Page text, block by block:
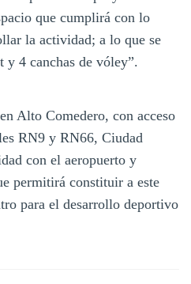
que cumplirá con lo
la actividad; a lo que se
y 4 canchas de vóley”.
Alto Comedero, con acceso
RN9 y RN66, Ciudad
con el aeropuerto y
permitirá constituir a este
para el desarrollo deportivo